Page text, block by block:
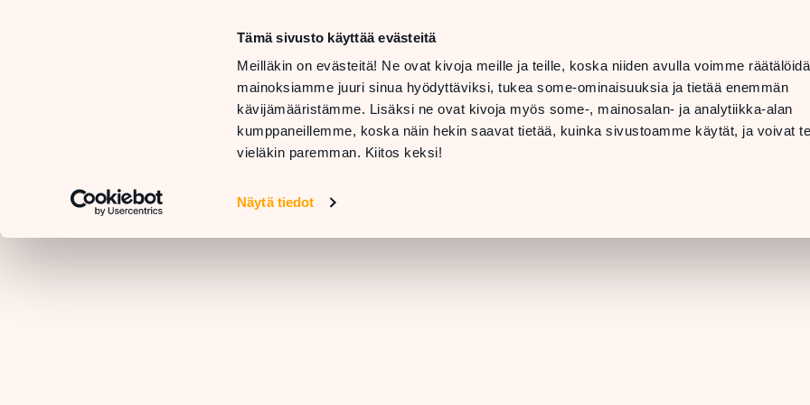
Tämä sivusto käyttää evästeitä
Meilläkin on evästeitä! Ne ovat kivoja meille ja teille, koska niiden avulla voimme
mainoksiamme juuri sinua hyödyttäviksi, tukea some-ominaisuuksia ja tietää enemmän
kävijämääristämme. Lisäksi ne ovat kivoja myös some-, mainosalan- ja analytiikka-alan
kumppaneillemme, koska näin hekin saavat tietää, kuinka sivustoamme käytät, ja voivat
vieläkin paremman. Kiitos keksi!
Näytä tiedot
10 AM – 08 PM
11 AM – 07 PM
RESTAURANTS
GETTING
HERE &
INFO